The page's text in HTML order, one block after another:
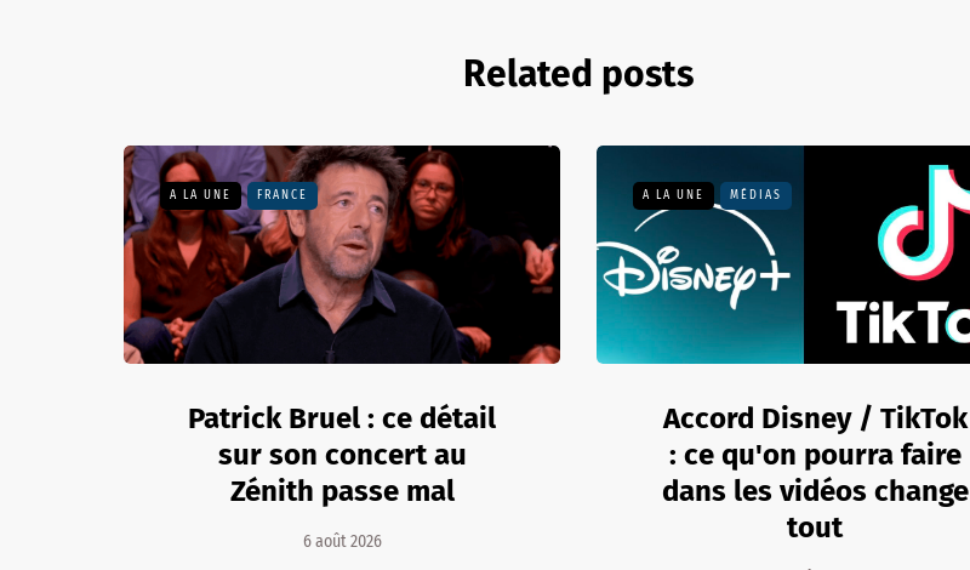
Related posts
A LA UNE FRANCE
Patrick Bruel : ce détail
sur son concert au
Zénith passe mal
6 août 2026
A LA UNE MÉDIAS
Accord Disney / TikTok
: ce qu'on pourra faire
dans les vidéos change
tout